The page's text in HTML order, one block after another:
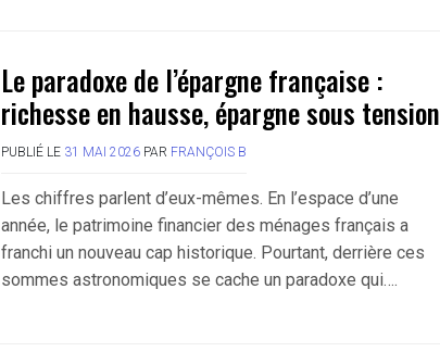
Le paradoxe de l’épargne française :
richesse en hausse, épargne sous tension
PUBLIÉ LE 31 MAI 2026 PAR FRANÇOIS B
Les chiffres parlent d’eux-mêmes. En l’espace d’une
année, le patrimoine financier des ménages français a
franchi un nouveau cap historique. Pourtant, derrière ces
sommes astronomiques se cache un paradoxe qui….